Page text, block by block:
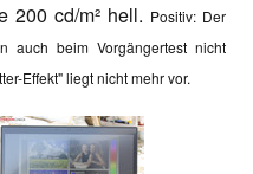
200 cd/m² hell. Positiv: Der
auch beim Vorgängertest nicht
Effekt" liegt nicht mehr vor.